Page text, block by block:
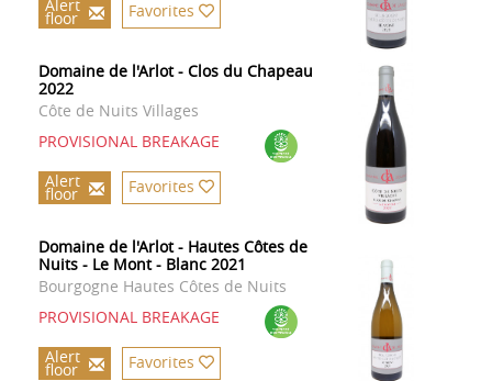
Alert
floor Favorites
Domaine de l'Arlot - Clos du Chapeau
2022
Côte de Nuits Villages
PROVISIONAL BREAKAGE
Alert
floor Favorites
Domaine de l'Arlot - Hautes Côtes de
Nuits - Le Mont - Blanc 2021
Bourgogne Hautes Côtes de Nuits
PROVISIONAL BREAKAGE
Alert
floor Favorites